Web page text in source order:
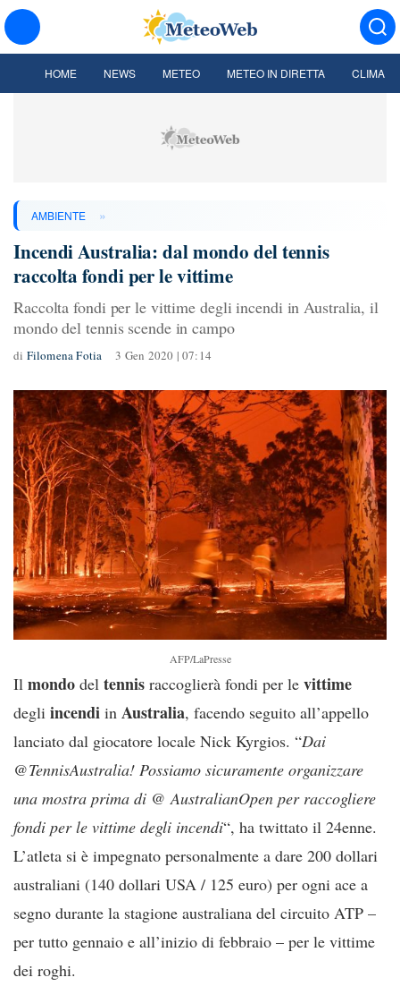
HOME NEWS METEO METEO IN DIRETTA CLIMA
AMBIENTE »
Incendi Australia: dal mondo del tennis
raccolta fondi per le vittime
Raccolta fondi per le vittime degli incendi in Australia, il
mondo del tennis scende in campo
di Filomena Fotia 3 Gen 2020 | 07:14
AFP/LaPresse
Il mondo del tennis raccoglierà fondi per le vittime
degli incendi in Australia, facendo seguito all’appello
lanciato dal giocatore locale Nick Kyrgios. “Dai
@TennisAustralia! Possiamo sicuramente organizzare
una mostra prima di @ AustralianOpen per raccogliere
fondi per le vittime degli incendi“, ha twittato il 24enne.
L’atleta si è impegnato personalmente a dare 200 dollari
australiani (140 dollari USA / 125 euro) per ogni ace a
segno durante la stagione australiana del circuito ATP –
per tutto gennaio e all’inizio di febbraio – per le vittime
dei roghi.